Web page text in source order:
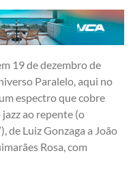
19 de dezembro de
Paralelo , aqui no
espectro que cobre
ao repente (o
de Luiz Gonzaga a João
Rosa, com